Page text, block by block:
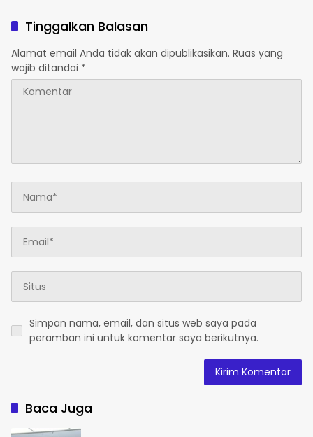
Tinggalkan Balasan
Alamat email Anda tidak akan dipublikasikan. Ruas yang
wajib ditandai *
Simpan nama, email, dan situs web saya pada
peramban ini untuk komentar saya berikutnya.
Baca Juga